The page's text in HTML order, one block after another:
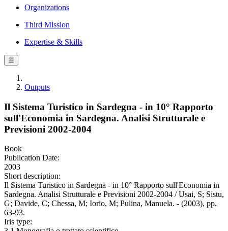
Organizations
Third Mission
Expertise & Skills
☰
Outputs
Il Sistema Turistico in Sardegna - in 10° Rapporto
sull'Economia in Sardegna. Analisi Strutturale e
Previsioni 2002-2004
Book
Publication Date:
2003
Short description:
Il Sistema Turistico in Sardegna - in 10° Rapporto sull'Economia in
Sardegna. Analisi Strutturale e Previsioni 2002-2004 / Usai, S; Sistu,
G; Davide, C; Chessa, M; Iorio, M; Pulina, Manuela. - (2003), pp.
63-93.
Iris type: